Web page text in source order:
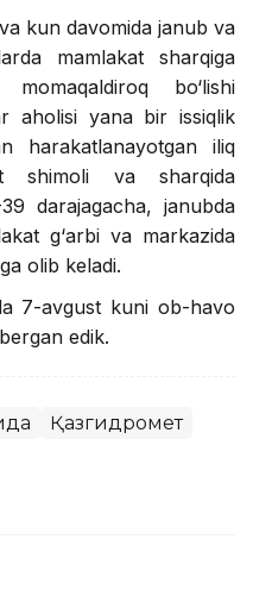
kun davomida janub va
mamlakat sharqiga
bo‘lishi
aholisi yana bir issiqlik
harakatlanayotgan iliq
shimoli va sharqida
darajagacha, janubda
g‘arbi va markazida
olib keladi.
7-avgust kuni ob-havo
bergan edik.
Қазгидромет